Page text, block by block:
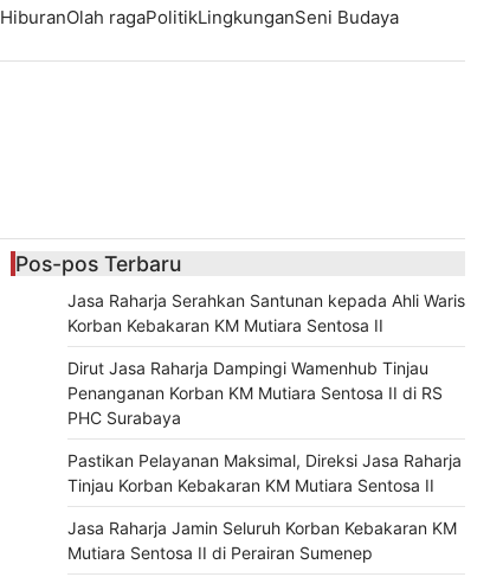
HiburanOlah ragaPolitikLingkunganSeni Budaya
Pos-pos Terbaru
Jasa Raharja Serahkan Santunan kepada Ahli Waris
Korban Kebakaran KM Mutiara Sentosa II
Dirut Jasa Raharja Dampingi Wamenhub Tinjau
Penanganan Korban KM Mutiara Sentosa II di RS
PHC Surabaya
Pastikan Pelayanan Maksimal, Direksi Jasa Raharja
Tinjau Korban Kebakaran KM Mutiara Sentosa II
Jasa Raharja Jamin Seluruh Korban Kebakaran KM
Mutiara Sentosa II di Perairan Sumenep